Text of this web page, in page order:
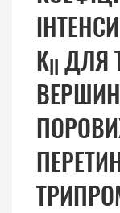
KII ДЛЯ